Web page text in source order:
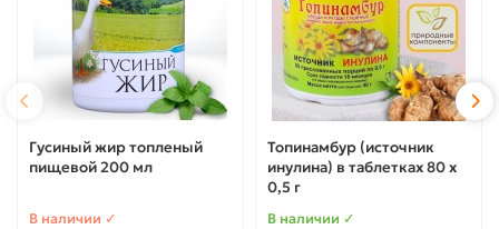
Гусиный жир топленый
пищевой 200 мл
В наличии ✓
Топинамбур (источник
инулина) в таблетках 80 х
0,5 г
В наличии ✓